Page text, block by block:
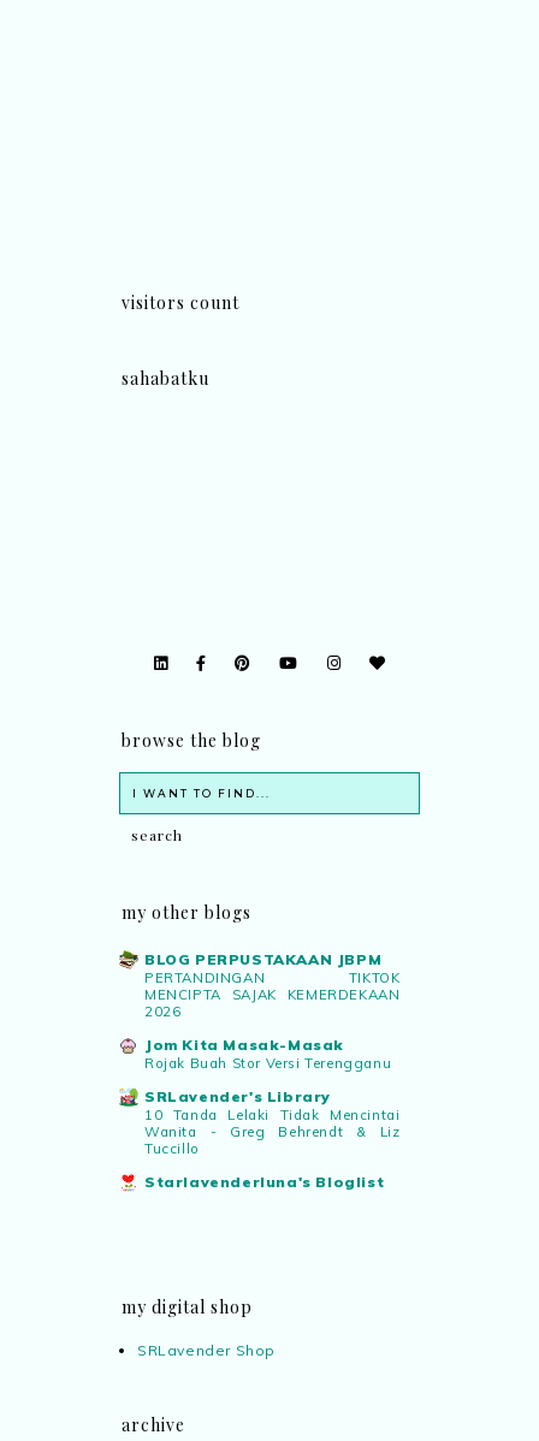
visitors count
sahabatku
browse the blog
my other blogs
BLOG PERPUSTAKAAN JBPM
PERTANDINGAN TIKTOK
MENCIPTA SAJAK KEMERDEKAAN
2026
Jom Kita Masak-Masak
Rojak Buah Stor Versi Terengganu
SRLavender's Library
10 Tanda Lelaki Tidak Mencintai
Wanita - Greg Behrendt & Liz
Tuccillo
Starlavenderluna's Bloglist
my digital shop
SRLavender Shop
archive